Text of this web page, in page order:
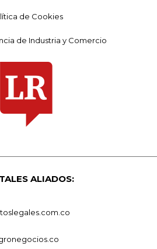
de Cookies
de Industria y Comercio
ALIADOS: